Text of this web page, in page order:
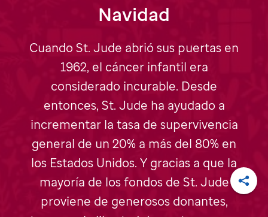
Navidad
Cuando St. Jude abrió sus puertas en
1962, el cáncer infantil era
considerado incurable. Desde
entonces, St. Jude ha ayudado a
incrementar la tasa de supervivencia
general de un 20% a más del 80% en
los Estados Unidos. Y gracias a que la
mayoría de los fondos de St. Jude
proviene de generosos donantes,